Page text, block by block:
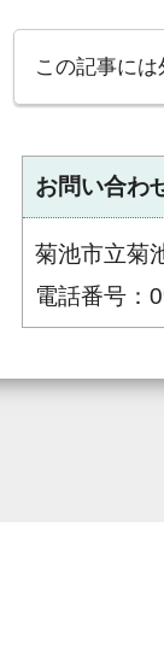
この記事には
お問い合わ
菊池市立菊
電話番号：